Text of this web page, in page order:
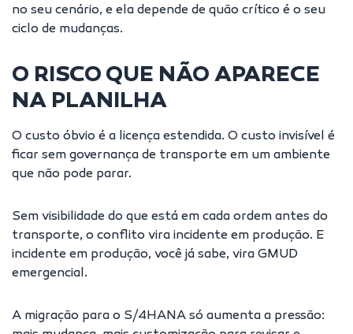
no seu cenário, e ela depende de quão crítico é o seu
ciclo de mudanças.
O RISCO QUE NÃO APARECE
NA PLANILHA
O custo óbvio é a licença estendida. O custo invisível é
ficar sem governança de transporte em um ambiente
que não pode parar.
Sem visibilidade do que está em cada ordem antes do
transporte, o conflito vira incidente em produção. E
incidente em produção, você já sabe, vira GMUD
emergencial.
A migração para o S/4HANA só aumenta a pressão: